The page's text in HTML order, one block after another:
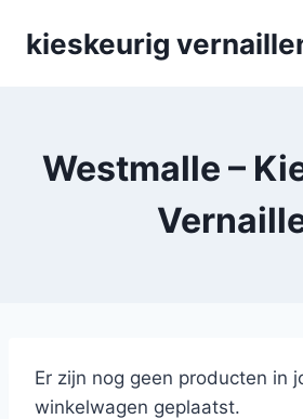
kieskeurig
Westmalle –
Er zijn nog geen producten in
winkelwagen geplaatst.